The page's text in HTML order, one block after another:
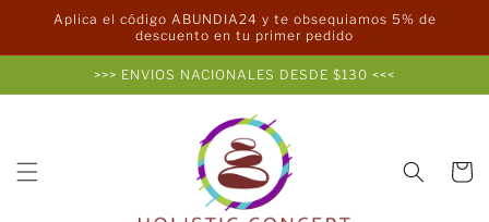
directamente
Aplica el código ABUNDIA24 y te obsequiamos 5% de
descuento en tu primer pedido
>>> ENVIOS NACIONALES DESDE $130 <<<
Carrito